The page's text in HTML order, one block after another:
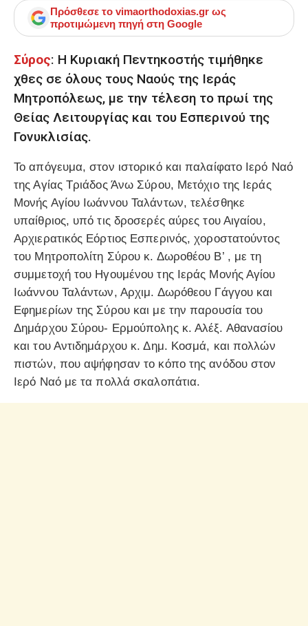
Πρόσθεσε το vimaorthodoxias.gr ως
προτιμώμενη πηγή στη Google
Σύρος: Η Κυριακή Πεντηκοστής τιμήθηκε
χθες σε όλους τους Ναούς της Ιεράς
Μητροπόλεως, με την τέλεση το πρωί της
Θείας Λειτουργίας και του Εσπερινού της
Γονυκλισίας.
Το απόγευμα, στον ιστορικό και παλαίφατο Ιερό Ναό
της Αγίας Τριάδος Άνω Σύρου, Μετόχιο της Ιεράς
Μονής Αγίου Ιωάννου Ταλάντων, τελέσθηκε
υπαίθριος, υπό τις δροσερές αύρες του Αιγαίου,
Αρχιερατικός Εόρτιος Εσπερινός, χοροστατούντος
του Μητροπολίτη Σύρου κ. Δωροθέου Β’ , με τη
συμμετοχή του Ηγουμένου της Ιεράς Μονής Αγίου
Ιωάννου Ταλάντων, Αρχιμ. Δωρόθεου Γάγγου και
Εφημερίων της Σύρου και με την παρουσία του
Δημάρχου Σύρου- Ερμούπολης κ. Αλέξ. Αθανασίου
και του Αντιδημάρχου κ. Δημ. Κοσμά, και πολλών
πιστών, που αψήφησαν το κόπο της ανόδου στον
Ιερό Ναό με τα πολλά σκαλοπάτια.